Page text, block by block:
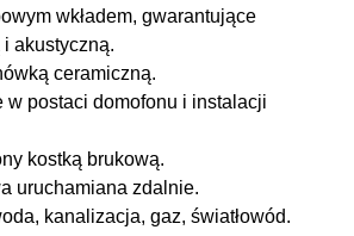
wkładem, gwarantujące
akustyczną.
ceramiczną.
w postaci domofonu i instalacji
kostką brukową.
uruchamiana zdalnie.
kanalizacja, gaz, światłowód.